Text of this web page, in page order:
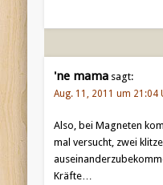
'ne mama sagt:
Aug. 11, 2011 um 21:04
Also, bei Magneten
mal versucht, zwei
Kräfte…